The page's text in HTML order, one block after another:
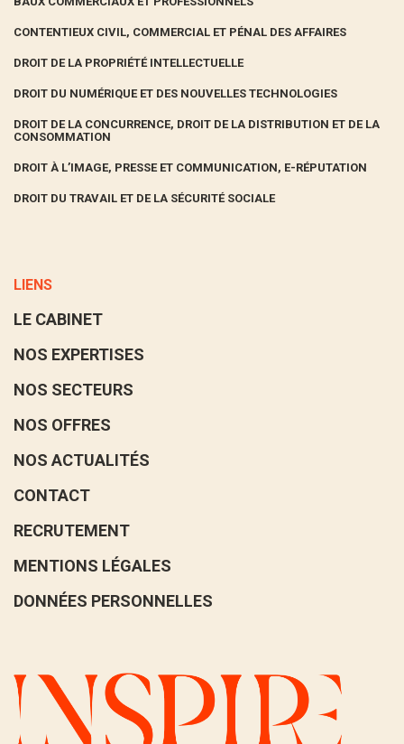
CONTENTIEUX CIVIL, COMMERCIAL ET PÉNAL DES AFFAIRES
DROIT DE LA PROPRIÉTÉ INTELLECTUELLE
DROIT DU NUMÉRIQUE ET DES NOUVELLES TECHNOLOGIES
DROIT DE LA CONCURRENCE, DROIT DE LA DISTRIBUTION ET DE LA
CONSOMMATION
DROIT À L’IMAGE, PRESSE ET COMMUNICATION, E-RÉPUTATION
DROIT DU TRAVAIL ET DE LA SÉCURITÉ SOCIALE
LIENS
LE CABINET
NOS EXPERTISES
NOS SECTEURS
NOS OFFRES
NOS ACTUALITÉS
CONTACT
RECRUTEMENT
MENTIONS LÉGALES
DONNÉES PERSONNELLES